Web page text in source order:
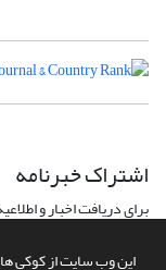
این وب سایت از کوکی ها
اشتراک خبرنامه
برای دریافت اخبار و